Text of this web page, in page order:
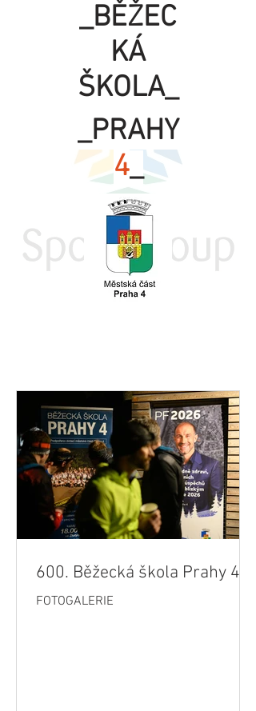
_BĚŽEC
KÁ
ŠKOLA_
_PRAHY
4_
600. Běžecká škola Prahy 4
FOTOGALERIE